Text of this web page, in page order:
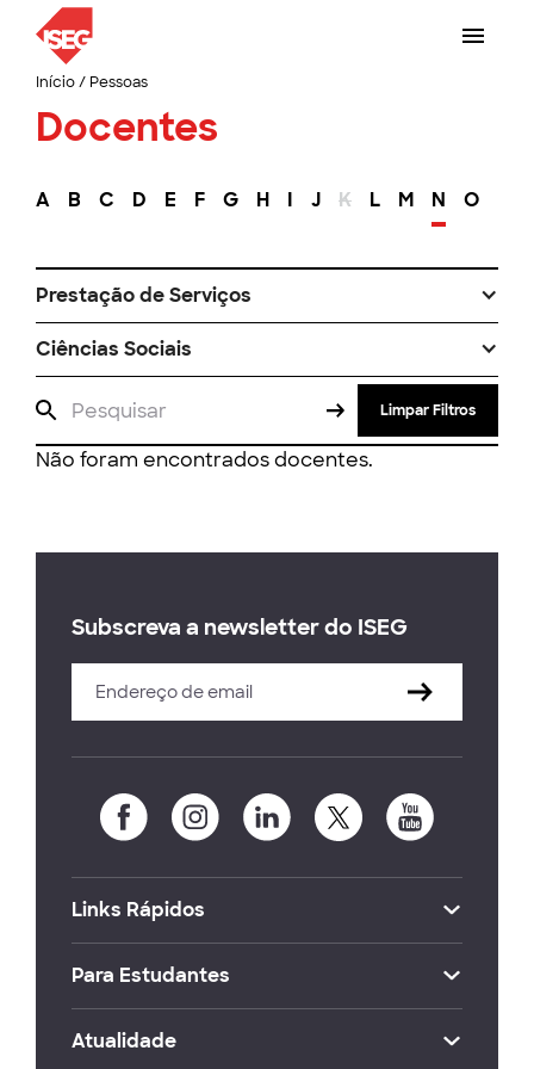
Início/ Pessoas
Docentes
A B C D E F G H I J K L M N O
Prestação de Serviços
Ciências Sociais
Limpar Filtros
Não foram encontrados docentes.
Subscreva a newsletter do ISEG
Links Rápidos
Para Estudantes
Atualidade